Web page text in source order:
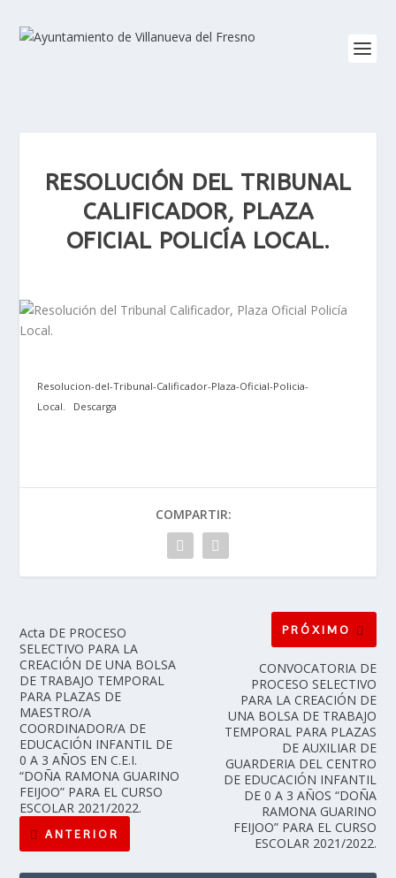
RESOLUCIÓN DEL TRIBUNAL
CALIFICADOR, PLAZA
OFICIAL POLICÍA LOCAL.
Resolucion-del-Tribunal-Calificador-Plaza-Oficial-Policia-
Local.
Descarga
COMPARTIR:
Acta DE PROCESO
SELECTIVO PARA LA
CREACIÓN DE UNA BOLSA
DE TRABAJO TEMPORAL
PARA PLAZAS DE
MAESTRO/A
COORDINADOR/A DE
EDUCACIÓN INFANTIL DE
0 A 3 AÑOS EN C.E.I.
“DOÑA RAMONA GUARINO
FEIJOO” PARA EL CURSO
ESCOLAR 2021/2022.
ANTERIOR
PRÓXIMO
CONVOCATORIA DE
PROCESO SELECTIVO
PARA LA CREACIÓN DE
UNA BOLSA DE TRABAJO
TEMPORAL PARA PLAZAS
DE AUXILIAR DE
GUARDERIA DEL CENTRO
DE EDUCACIÓN INFANTIL
DE 0 A 3 AÑOS “DOÑA
RAMONA GUARINO
FEIJOO” PARA EL CURSO
ESCOLAR 2021/2022.